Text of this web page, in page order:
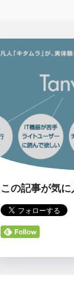
この記事が気